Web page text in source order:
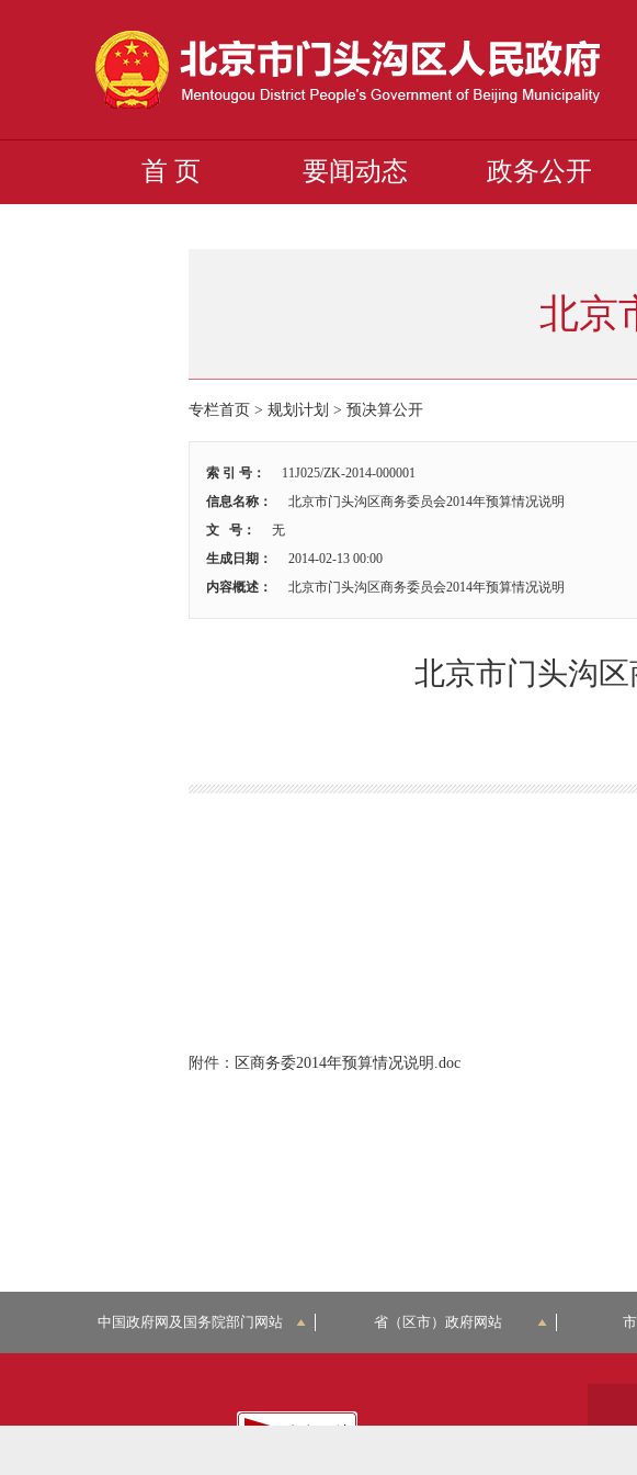
首 页 要闻动态 政务公开
北京
专栏首页 > 规划计划 > 预决算公开
索 引 号： 11J025/ZK-2014-000001
信息名称：
北京市门头沟区商务委员会2014年预算情况说明
文 号：
无
生成日期：
2014-02-13 00:00
内容概述：
北京市门头沟区商务委员会2014年预算情况说明
北京市门头沟区
附件： 区商务委2014年预算情况说明.doc
中国政府网及国务院部门网站 省（区市）政府网站